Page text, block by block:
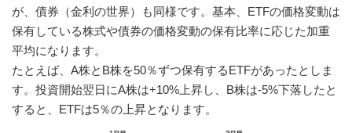
が、債券（金利の世界）も同様です。基本、ETFの価格変動は
保有している株式や債券の価格変動の保有比率に応じた加重
平均になります。
たとえば、A株とB株を50％ずつ保有するETFがあったとしま
す。投資開始翌日にA株は+10%上昇し、B株は-5%下落したと
すると、ETFは5％の上昇となります。